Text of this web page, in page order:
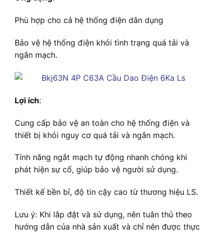
Phù hợp cho cả hệ thống điện dân dụng
Bảo vệ hệ thống điện khỏi tình trạng quá tải và
ngắn mạch.
Lợi ích:
Cung cấp bảo vệ an toàn cho hệ thống điện và
thiết bị khỏi nguy cơ quá tải và ngắn mạch.
Tính năng ngắt mạch tự động nhanh chóng khi
phát hiện sự cố, giúp bảo vệ người sử dụng.
Thiết kế bền bỉ, độ tin cậy cao từ thương hiệu LS.
Lưu ý: Khi lắp đặt và sử dụng, nên tuân thủ theo
hướng dẫn của nhà sản xuất và chỉ nên được thực